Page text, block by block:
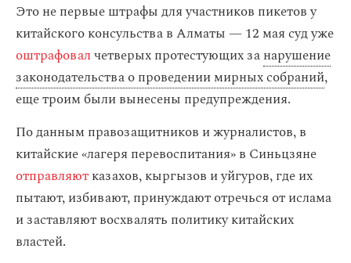
Это не первые штрафы для участников пикетов у
китайского консульства в Алматы — 12 мая суд уже
оштрафовалчетверых протестующих занарушение
законодательства о проведении мирных собраний,
еще троим были вынесены предупреждения.
По данным правозащитников и журналистов, в
китайские «лагеря перевоспитания» в Синьцзяне
отправляютказахов, кыргызов и уйгуров, где их
пытают, избивают, принуждают отречься от ислама
и заставляют восхвалять политику китайских
властей.